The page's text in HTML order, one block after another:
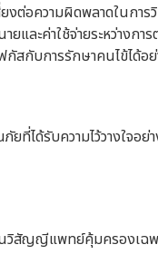
งต่อความผิดพลาดใน
ละค่าใช้จ่ายระหว่างก
บการรักษาคนไข้ได้อย่
ได้รับความไว้วางใจ
ญญีแพทย์คุ้มครองเฉ